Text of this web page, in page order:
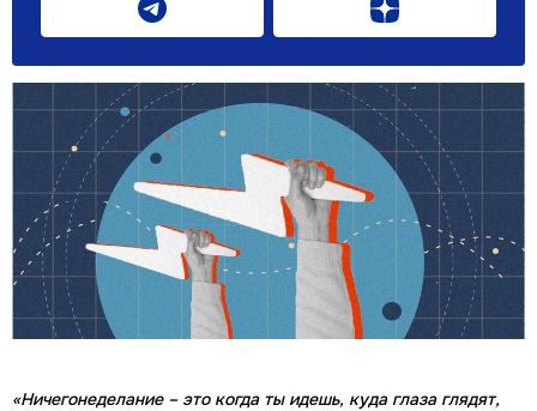
«Ничегонеделание – это когда ты идешь, куда глаза глядят,